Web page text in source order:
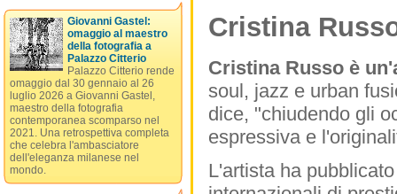
Cristina
Cristina Russo è
soul, jazz e urban
dice, "chiudendo gli
espressiva e
L'artista ha
Giovanni Gastel:
omaggio al maestro
della fotografia a
Palazzo Citterio
Palazzo Citterio rende
omaggio dal 30 gennaio al 26
luglio 2026 a Giovanni Gastel,
maestro della fotografia
contemporanea scomparso nel
2021. Una retrospettiva completa
che celebra l'ambasciatore
dell'eleganza milanese nel
mondo.